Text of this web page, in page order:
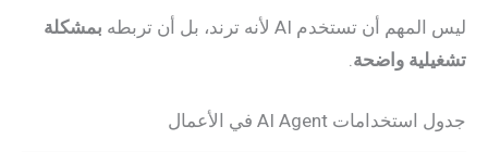
ليس المهم أن تستخدم AI لأنه ترند، بل أن تربطه
بمشكلة
تشغيلية واضحة
جدول استخدامات AI Agent في الأعمال